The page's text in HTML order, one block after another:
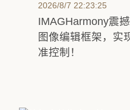
2026/8/7 22:23:25
IMAGHarmony震
图像编辑框架，实
准控制！